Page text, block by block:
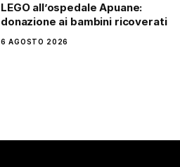
LEGO all’ospedale Apuane:
donazione ai bambini ricoverati
6 AGOSTO 2026